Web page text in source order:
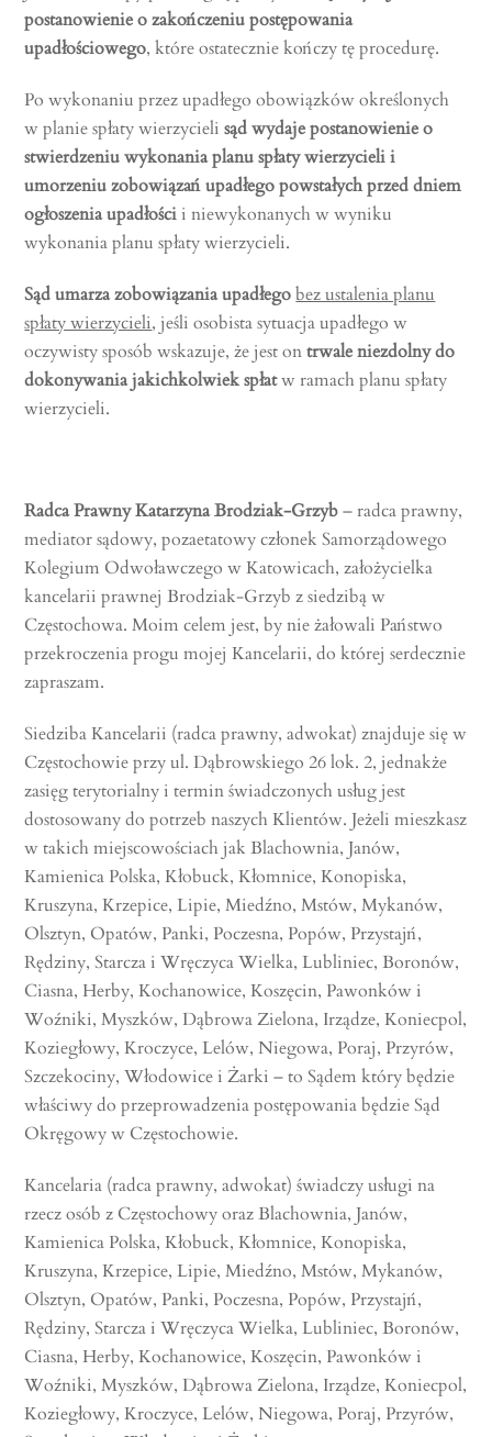
postanowienie o zakończeniu postępowania
upadłościowego, które ostatecznie kończy tę procedurę.
Po wykonaniu przez upadłego obowiązków określonych
w planie spłaty wierzycielisąd wydaje postanowienie o
stwierdzeniu wykonania planu spłaty wierzycieli i
umorzeniu zobowiązań upadłego powstałych przed dniem
ogłoszenia upadłości i niewykonanych w wyniku
wykonania planu spłaty wierzycieli.
Sąd umarza zobowiązania upadłego bez ustalenia planu
spłaty wierzycieli, jeśli osobista sytuacja upadłego w
oczywisty sposób wskazuje, że jest ontrwale niezdolny do
dokonywania jakichkolwiek spłatw ramach planu spłaty
wierzycieli.
Radca Prawny Katarzyna Brodziak-Grzyb– radca prawny,
mediator sądowy, pozaetatowy członek Samorządowego
Kolegium Odwoławczego w Katowicach, założycielka
kancelarii prawnej Brodziak-Grzyb z siedzibą w
Częstochowa. Moim celem jest, by nie żałowali Państwo
przekroczenia progu mojej Kancelarii, do której serdecznie
zapraszam.
Siedziba Kancelarii (radca prawny, adwokat) znajduje się w
Częstochowie przy ul. Dąbrowskiego 26 lok. 2, jednakże
zasięg terytorialny i termin świadczonych usług jest
dostosowany do potrzeb naszych Klientów. Jeżeli mieszkasz
w takich miejscowościach jak Blachownia, Janów,
Kamienica Polska, Kłobuck, Kłomnice, Konopiska,
Kruszyna, Krzepice, Lipie, Miedźno, Mstów, Mykanów,
Olsztyn, Opatów, Panki, Poczesna, Popów, Przystajń,
Rędziny, Starcza i Wręczyca Wielka, Lubliniec, Boronów,
Ciasna, Herby, Kochanowice, Koszęcin, Pawonków i
Woźniki, Myszków, Dąbrowa Zielona, Irządze, Koniecpol,
Koziegłowy, Kroczyce, Lelów, Niegowa, Poraj, Przyrów,
Szczekociny, Włodowice i Żarki – to Sądem który będzie
właściwy do przeprowadzenia postępowania będzie Sąd
Okręgowy w Częstochowie.
Kancelaria (radca prawny, adwokat) świadczy usługi na
rzecz osób z Częstochowy oraz Blachownia, Janów,
Kamienica Polska, Kłobuck, Kłomnice, Konopiska,
Kruszyna, Krzepice, Lipie, Miedźno, Mstów, Mykanów,
Olsztyn, Opatów, Panki, Poczesna, Popów, Przystajń,
Rędziny, Starcza i Wręczyca Wielka, Lubliniec, Boronów,
Ciasna, Herby, Kochanowice, Koszęcin, Pawonków i
Woźniki, Myszków, Dąbrowa Zielona, Irządze, Koniecpol,
Koziegłowy, Kroczyce, Lelów, Niegowa, Poraj, Przyrów,